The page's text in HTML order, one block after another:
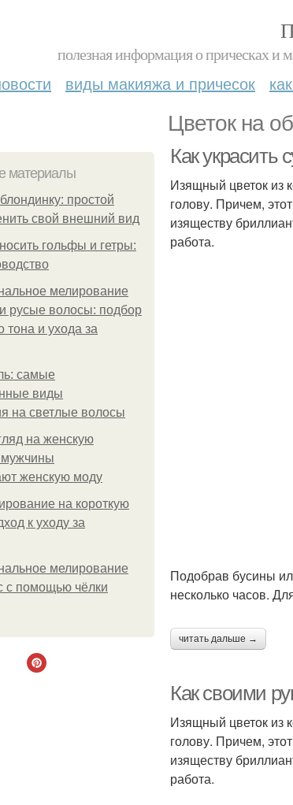
полезная информация о прическах и
виды макияжа и причесок
Цветок на
материалы
простой
свой внешний вид
гольфы и гетры:
мелирование
русые волосы: подбор
тона и ухода за
самые
виды
на светлые волосы
на женскую
мужчины
женскую моду
на короткую
к уходу за
мелирование
с помощью чёлки
Как украсить
Изящный цветок из
голову. Причем,
изяществу
работа.
Подобрав бусины
несколько часов.
читать дальше →
Как своими
Изящный цветок из
голову. Причем,
изяществу
работа.